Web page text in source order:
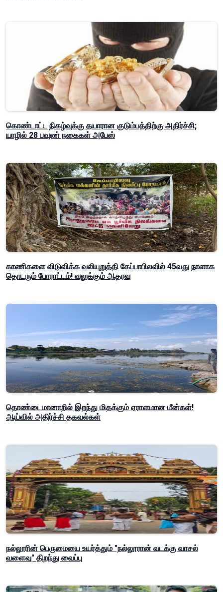
கொண்டாட்ட நிகழ்வுக்கு தயாரான குடும்பத்திற்கு அதிர்ச்சி;
யாழில் 28 பவுண் நகைகள் அபேஸ்
காணிகளை விடுவிக்க வலியுறுத்தி கேப்பாபிலவில் 45வது நாளாக
தொடரும் போராட்டம்! வலுக்கும் ஆதரவு
தொண்டைமானாறில் இறந்து மிதக்கும் ஏராளமான மீன்கள்!
ஆய்வில் அதிர்ச்சி தகவல்கள்
நல்லூரின் பெருமையை உயர்த்தும் "நல்லூரான் வடக்கு வாசல்
வளைவு" திறந்து வைப்பு